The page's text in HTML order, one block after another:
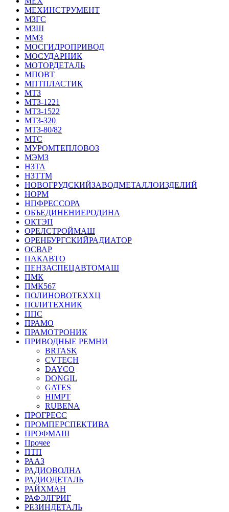
МЕХИНСТРУМЕНТ
МЗГС
МЗШ
ММЗ
МОСГИДРОПРИВОД
МОСУДАРНИК
МОТОРДЕТАЛЬ
МПОВТ
МПТПЛАСТИК
МТЗ
МТЗ-1221
МТЗ-1522
МТЗ-320
МТЗ-80/82
МТС
МУРОМТЕПЛОВОЗ
МЭМЗ
НЗТА
НЗТТМ
НОВОГРУДСКИЙЗАВОДМЕТАЛЛОИЗДЕЛИЙ
НОРМ
НПФРЕССОРА
ОБЪЕДИНЕНИЕРОДИНА
ОКТЭП
ОРЕЛСТРОЙМАШ
ОРЕНБУРГСКИЙРАДИАТОР
ОСВАР
ПАКАВТО
ПЕНЗАСПЕЦАВТОМАШ
ПМК
ПМК567
ПОЛИНОВОТЕХХЦ
ПОЛИТЕХНИК
ППС
ПРАМО
ПРАМОТРОНИК
ПРИВОДНЫЕ РЕМНИ
BRTASK
CVTECH
DAYCO
DONGIL
GATES
HIMPT
RUBENA
ПРОГРЕСС
ПРОМПЕРСПЕКТИВА
ПРОФМАШ
Прочее
ПТП
РААЗ
РАДИОВОЛНА
РАДИОДЕТАЛЬ
РАЙХМАН
РАФЭЛГРИГ
РЕЗИНДЕТАЛЬ